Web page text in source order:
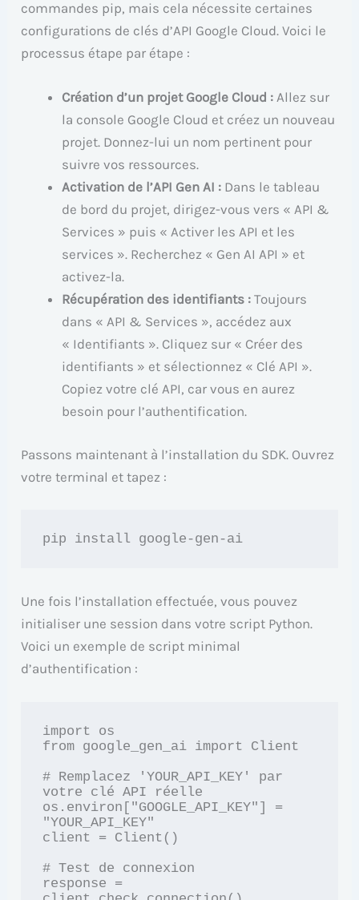
commandes pip, mais cela nécessite certaines
configurations de clés d’API Google Cloud. Voici le
processus étape par étape :
Création d’un projet Google Cloud : Allez sur
la console Google Cloud et créez un nouveau
projet. Donnez-lui un nom pertinent pour
suivre vos ressources.
Activation de l’API Gen AI : Dans le tableau
de bord du projet, dirigez-vous vers « API &
Services » puis « Activer les API et les
services ». Recherchez « Gen AI API » et
activez-la.
Récupération des identifiants : Toujours
dans « API & Services », accédez aux
« Identifiants ». Cliquez sur « Créer des
identifiants » et sélectionnez « Clé API ».
Copiez votre clé API, car vous en aurez
besoin pour l’authentification.
Passons maintenant à l’installation du SDK. Ouvrez
votre terminal et tapez :
pip install google-gen-ai
Une fois l’installation effectuée, vous pouvez
initialiser une session dans votre script Python.
Voici un exemple de script minimal
d’authentification :
import os
from google_gen_ai import Client
# Remplacez 'YOUR_API_KEY' par
votre clé API réelle
os.environ["GOOGLE_API_KEY"] =
"YOUR_API_KEY"
client = Client()
# Test de connexion
response =